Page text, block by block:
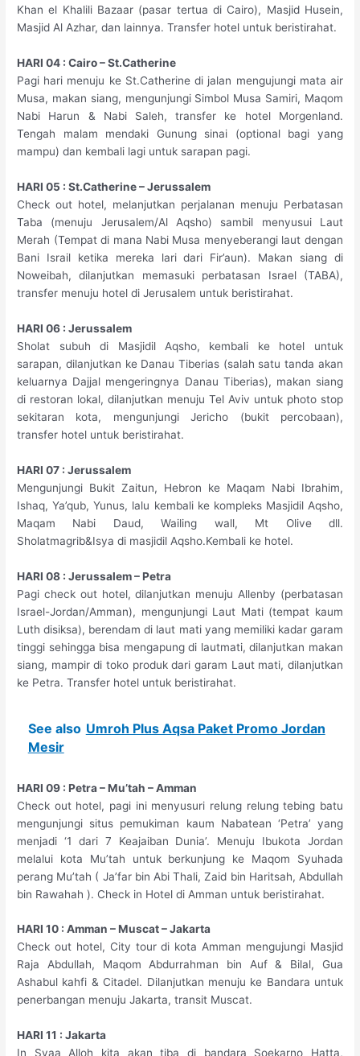
Khan el Khalili Bazaar (pasar tertua di Cairo), Masjid Husein,
Masjid Al Azhar, dan lainnya. Transfer hotel untuk beristirahat.
HARI 04 : Cairo – St.Catherine
Pagi hari menuju ke St.Catherine di jalan mengujungi mata air
Musa, makan siang, mengunjungi Simbol Musa Samiri, Maqom
Nabi Harun & Nabi Saleh, transfer ke hotel Morgenland.
Tengah malam mendaki Gunung sinai (optional bagi yang
mampu) dan kembali lagi untuk sarapan pagi.
HARI 05 : St.Catherine – Jerussalem
Check out hotel, melanjutkan perjalanan menuju Perbatasan
Taba (menuju Jerusalem/Al Aqsho) sambil menyusui Laut
Merah (Tempat di mana Nabi Musa menyeberangi laut dengan
Bani Israil ketika mereka lari dari Fir’aun). Makan siang di
Noweibah, dilanjutkan memasuki perbatasan Israel (TABA),
transfer menuju hotel di Jerusalem untuk beristirahat.
HARI 06 : Jerussalem
Sholat subuh di Masjidil Aqsho, kembali ke hotel untuk
sarapan, dilanjutkan ke Danau Tiberias (salah satu tanda akan
keluarnya Dajjal mengeringnya Danau Tiberias), makan siang
di restoran lokal, dilanjutkan menuju Tel Aviv untuk photo stop
sekitaran kota, mengunjungi Jericho (bukit percobaan),
transfer hotel untuk beristirahat.
HARI 07 : Jerussalem
Mengunjungi Bukit Zaitun, Hebron ke Maqam Nabi Ibrahim,
Ishaq, Ya’qub, Yunus, lalu kembali ke kompleks Masjidil Aqsho,
Maqam Nabi Daud, Wailing wall, Mt Olive dll.
Sholatmagrib&Isya di masjidil Aqsho.Kembali ke hotel.
HARI 08 : Jerussalem – Petra
Pagi check out hotel, dilanjutkan menuju Allenby (perbatasan
Israel-Jordan/Amman), mengunjungi Laut Mati (tempat kaum
Luth disiksa), berendam di laut mati yang memiliki kadar garam
tinggi sehingga bisa mengapung di lautmati, dilanjutkan makan
siang, mampir di toko produk dari garam Laut mati, dilanjutkan
ke Petra. Transfer hotel untuk beristirahat.
See also Umroh Plus Aqsa Paket Promo Jordan
Mesir
HARI 09 : Petra – Mu’tah – Amman
Check out hotel, pagi ini menyusuri relung relung tebing batu
mengunjungi situs pemukiman kaum Nabatean ‘Petra’ yang
menjadi ‘1 dari 7 Keajaiban Dunia’. Menuju Ibukota Jordan
melalui kota Mu’tah untuk berkunjung ke Maqom Syuhada
perang Mu’tah ( Ja’far bin Abi Thali, Zaid bin Haritsah, Abdullah
bin Rawahah ). Check in Hotel di Amman untuk beristirahat.
HARI 10 : Amman – Muscat – Jakarta
Check out hotel, City tour di kota Amman mengujungi Masjid
Raja Abdullah, Maqom Abdurrahman bin Auf & Bilal, Gua
Ashabul kahfi & Citadel. Dilanjutkan menuju ke Bandara untuk
penerbangan menuju Jakarta, transit Muscat.
HARI 11 : Jakarta
In Syaa Alloh kita akan tiba di bandara Soekarno Hatta,